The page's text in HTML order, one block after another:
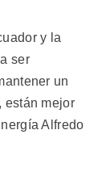
y la
ser
un
están mejor
Alfredo